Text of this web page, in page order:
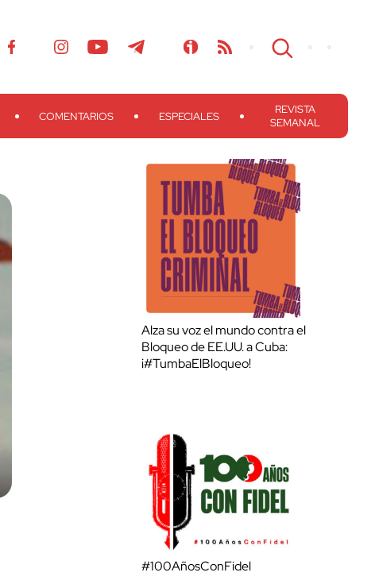
COMENTARIOS ESPECIALES
REVISTA
SEMANAL
Alza su voz el mundo contra el
Bloqueo de EE.UU. a Cuba:
¡#TumbaElBloqueo!
#100AñosConFidel